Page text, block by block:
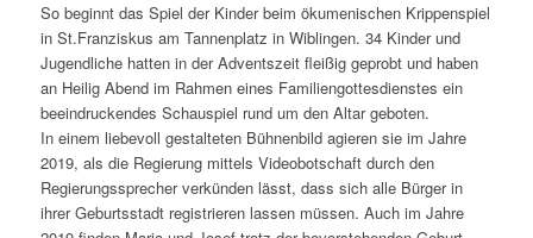
So beginnt das Spiel der Kinder beim ökumenischen Krippenspiel
in St.Franziskus am Tannenplatz in Wiblingen. 34 Kinder und
Jugendliche hatten in der Adventszeit fleißig geprobt und haben
an Heilig Abend im Rahmen eines Familiengottesdienstes ein
beeindruckendes Schauspiel rund um den Altar geboten.
In einem liebevoll gestalteten Bühnenbild agieren sie im Jahre
2019, als die Regierung mittels Videobotschaft durch den
Regierungssprecher verkünden lässt, dass sich alle Bürger in
ihrer Geburtsstadt registrieren lassen müssen. Auch im Jahre